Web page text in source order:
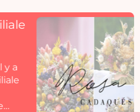
Découvrez
Rosacadaques
Découvrez la collection
de fleurs séchées
Aquarelle by
Rosacadaques.